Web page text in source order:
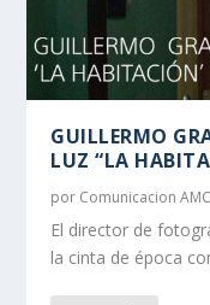
GUILLERMO
LUZ “LA
por Comunicacion AMC
El director de
la cinta de época